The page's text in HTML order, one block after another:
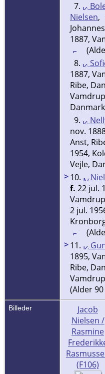
7.
Nielsen,
1887,
8.
1887,
Ribe,
Danmark
9.
nov.
Anst,
1954,
Vejle,
>10.
f. 22 jul.
2 jul.
>11.
1895,
Ribe,
(Alder
Billeder
Jacob
Nielsen /
Rasmine
(F106)